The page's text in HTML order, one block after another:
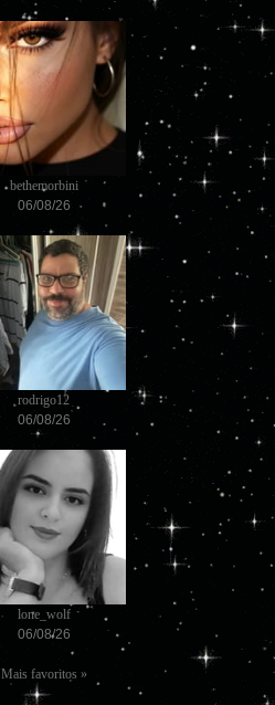
bethemorbini
06/08/26
rodrigo12
06/08/26
lone_wolf
06/08/26
Mais favoritos »